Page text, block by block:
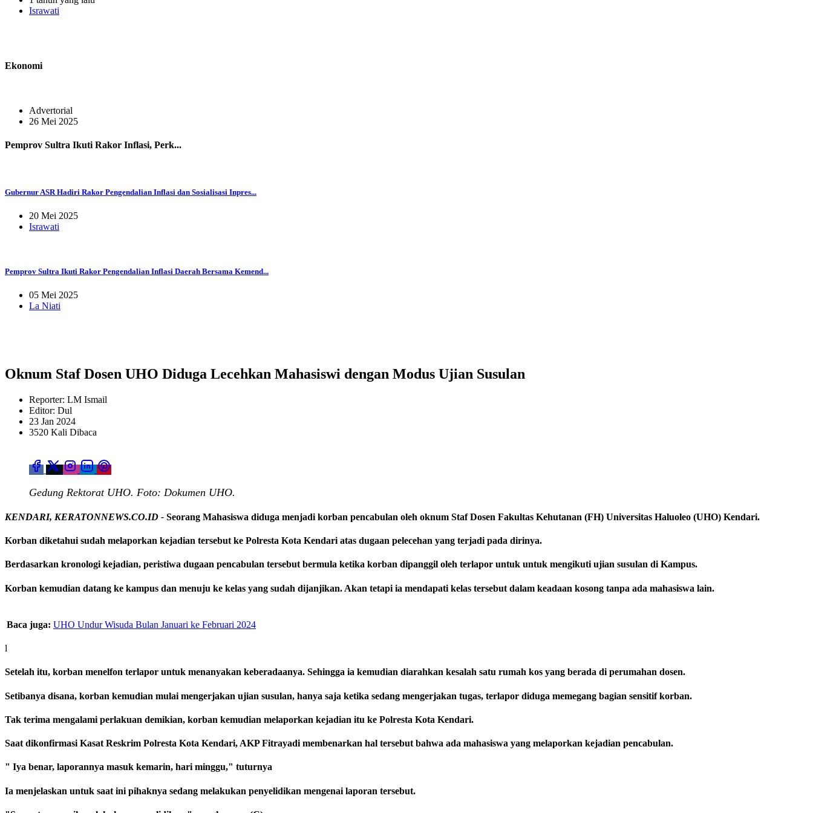
Israwati
Ekonomi
Advertorial
26 Mei 2025
Pemprov Sultra Ikuti Rakor Inflasi, Perk...
Gubernur ASR Hadiri Rakor Pengendalian Inflasi dan Sosialisasi Inpres...
20 Mei 2025
Israwati
Pemprov Sultra Ikuti Rakor Pengendalian Inflasi Daerah Bersama Kemend...
05 Mei 2025
La Niati
Oknum Staf Dosen UHO Diduga Lecehkan Mahasiswi dengan Modus Ujian Susulan
Reporter: LM Ismail
Editor: Dul
23 Jan 2024
3520 Kali Dibaca
Gedung Rektorat UHO. Foto: Dokumen UHO.
KENDARI, KERATONNEWS.CO.ID - Seorang Mahasiswa diduga menjadi korban pencabulan oleh oknum Staf Dosen Fakultas Kehutanan (FH) Universitas Haluoleo (UHO) Kendari.
Korban diketahui sudah melaporkan kejadian tersebut ke Polresta Kota Kendari atas dugaan pelecehan yang terjadi pada dirinya.
Berdasarkan kronologi kejadian, peristiwa dugaan pencabulan tersebut bermula ketika korban dipanggil oleh terlapor untuk untuk mengikuti ujian susulan di Kampus.
Korban kemudian datang ke kampus dan menuju ke kelas yang sudah dijanjikan. Akan tetapi ia mendapati kelas tersebut dalam keadaan kosong tanpa ada mahasiswa lain.
Baca juga: UHO Undur Wisuda Bulan Januari ke Februari 2024
l
Setelah itu, korban menelfon terlapor untuk menanyakan keberadaanya. Sehingga ia kemudian diarahkan kesalah satu rumah kos yang berada di perumahan dosen.
Setibanya disana, korban kemudian mulai mengerjakan ujian susulan, hanya saja ketika sedang mengerjakan tugas, terlapor diduga memegang bagian sensitif korban.
Tak terima mengalami perlakuan demikian, korban kemudian melaporkan kejadian itu ke Polresta Kota Kendari.
Saat dikonfirmasi Kasat Reskrim Polresta Kota Kendari, AKP Fitrayadi membenarkan hal tersebut bahwa ada mahasiswa yang melaporkan kejadian pencabulan.
" Iya benar, laporannya masuk kemarin, hari minggu," tuturnya
Ia menjelaskan untuk saat ini pihaknya sedang melakukan penyelidikan mengenai laporan tersebut.